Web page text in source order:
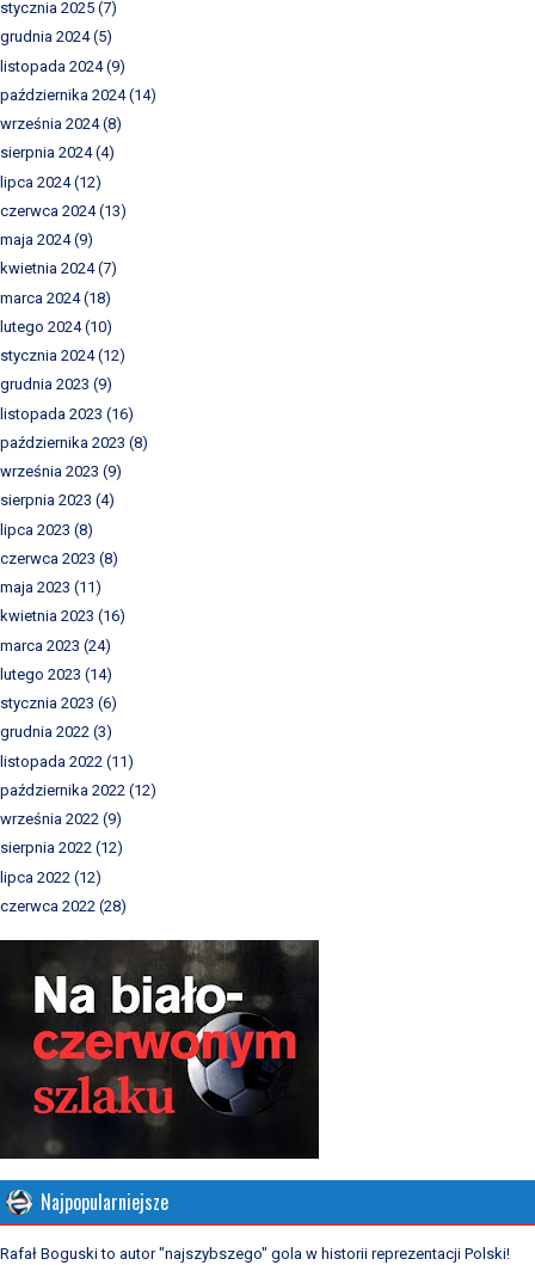
stycznia 2025 (7)
grudnia 2024(5)
listopada 2024(9)
października 2024(14)
września 2024(8)
sierpnia 2024(4)
lipca 2024(12)
czerwca 2024(13)
maja 2024(9)
kwietnia 2024(7)
marca 2024(18)
lutego 2024(10)
stycznia 2024(12)
grudnia 2023 (9)
listopada 2023 (16)
października 2023 (8)
września 2023 (9)
sierpnia 2023 (4)
lipca 2023 (8)
czerwca 2023 (8)
maja 2023 (11)
kwietnia 2023 (16)
marca 2023 (24)
lutego 2023 (14)
stycznia 2023 (6)
grudnia 2022 (3)
listopada 2022 (11)
października 2022 (12)
września 2022 (9)
sierpnia 2022 (12)
lipca 2022 (12)
czerwca 2022 (28)
Najpopularniejsze
Rafał Boguski to autor "najszybszego" gola w historii reprezentacji Polski!